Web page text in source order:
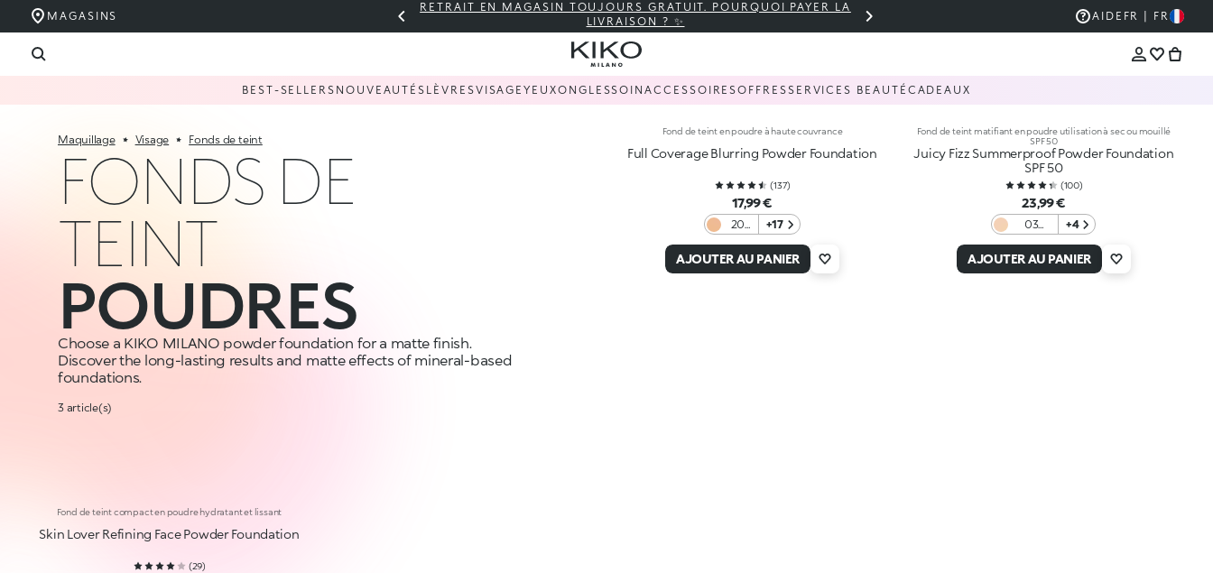
MAGASINS
RETRAIT EN MAGASIN TOUJOURS GRATUIT. POURQUOI PAYER LA
LIVRAISON ? ✨
PANIER À 30 € ? LIVRAISON OFFERTE
AIDE FR | FR
BEST-SELLERS NOUVEAUTÉS LÈVRESVISAGEYEUXONGLESSOINACCESSOIRESOFFRESSERVICES BEAUTÉ CADEAUX
Maquillage Visage Fonds de teint
FONDS DE
TEINT
POUDRES
Choose a KIKO MILANO powder foundation for a matte finish.
Discover the long-lasting results and matte effects of mineral-based
foundations.
3 article(s)
Fond de teint en poudre à haute couvrance
Full Coverage Blurring Powder Foundation
(137)
17,99 €
20
+17
AJOUTER AU PANIER
Fond de teint matifiant en poudre utilisation à sec ou mouillé
SPF 50
Juicy Fizz Summerproof Powder Foundation
SPF 50
(100)
23,99 €
03
rose
+4
AJOUTER AU PANIER
Fond de teint compact en poudre hydratant et lissant
Skin Lover Refining Face Powder Foundation
(29)